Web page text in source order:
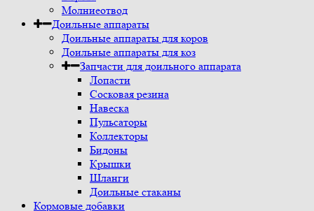
Молниеотвод
Доильные аппараты
Доильные аппараты для коров
Доильные аппараты для коз
Запчасти для доильного аппарата
Лопасти
Сосковая резина
Навеска
Пульсаторы
Коллекторы
Бидоны
Крышки
Шланги
Доильные стаканы
Кормовые добавки